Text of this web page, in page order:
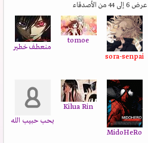
عرض 6 إلى 44 من الأصدقاء
sora-senpai
tomoe
منعطف خطير
MidoHeRo
Kilua Rin
بحب حبيب الله